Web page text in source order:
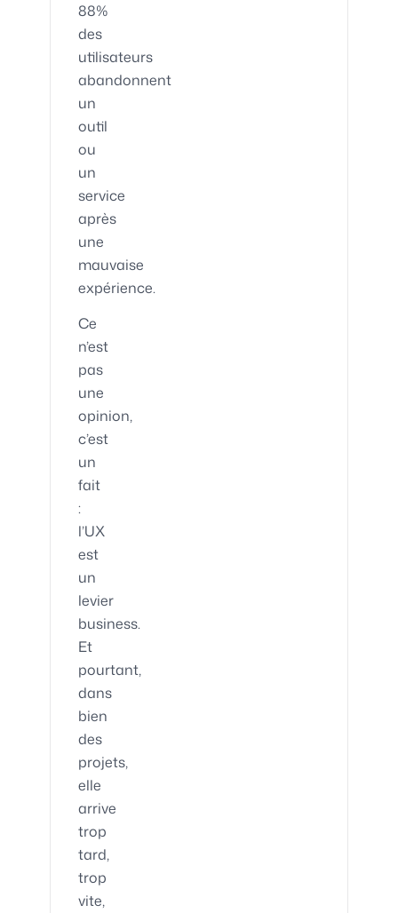
88%
des
utilisateurs
abandonnent
un
outil
ou
un
service
après
une
mauvaise
expérience.
Ce
n’est
pas
une
opinion,
c’est
un
fait
:
l’UX
est
un
levier
business.
Et
pourtant,
dans
bien
des
projets,
elle
arrive
trop
tard,
trop
vite,